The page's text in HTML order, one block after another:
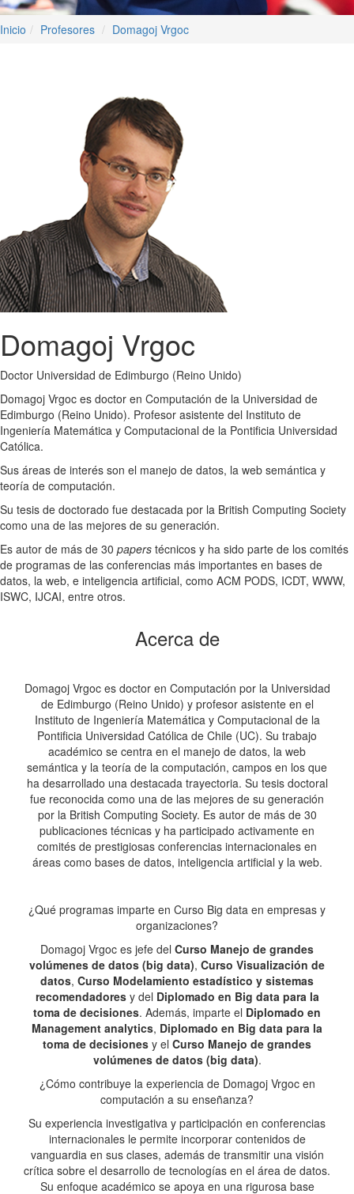
Inicio Profesores Domagoj Vrgoc
Domagoj Vrgoc
Doctor Universidad de Edimburgo (Reino Unido)
Domagoj Vrgoc es doctor en Computación de la Universidad de
Edimburgo (Reino Unido). Profesor asistente del Instituto de
Ingeniería Matemática y Computacional de la Pontificia Universidad
Católica.
Sus áreas de interés son el manejo de datos, la web semántica y
teoría de computación.
Su tesis de doctorado fue destacada por la British Computing Society
como una de las mejores de su generación.
Es autor de más de 30 papers técnicos y ha sido parte de los comités
de programas de las conferencias más importantes en bases de
datos, la web, e inteligencia artificial, como ACM PODS, ICDT, WWW,
ISWC, IJCAI, entre otros.
Acerca de
Domagoj Vrgoc es doctor en Computación por la Universidad
de Edimburgo (Reino Unido) y profesor asistente en el
Instituto de Ingeniería Matemática y Computacional de la
Pontificia Universidad Católica de Chile (UC). Su trabajo
académico se centra en el manejo de datos, la web
semántica y la teoría de la computación, campos en los que
ha desarrollado una destacada trayectoria. Su tesis doctoral
fue reconocida como una de las mejores de su generación
por la British Computing Society. Es autor de más de 30
publicaciones técnicas y ha participado activamente en
comités de prestigiosas conferencias internacionales en
áreas como bases de datos, inteligencia artificial y la web.
¿Qué programas imparte en Curso Big data en empresas y
organizaciones?
Domagoj Vrgoc es jefe del Curso Manejo de grandes
volúmenes de datos (big data), Curso Visualización de
datos, Curso Modelamiento estadístico y sistemas
recomendadoresy del Diplomado en Big data para la
toma de decisiones. Además, imparte el Diplomado en
Management analytics, Diplomado en Big data para la
toma de decisiones y el Curso Manejo de grandes
volúmenes de datos (big data).
¿Cómo contribuye la experiencia de Domagoj Vrgoc en
computación a su enseñanza?
Su experiencia investigativa y participación en conferencias
internacionales le permite incorporar contenidos de
vanguardia en sus clases, además de transmitir una visión
crítica sobre el desarrollo de tecnologías en el área de datos.
Su enfoque académico se apoya en una rigurosa base